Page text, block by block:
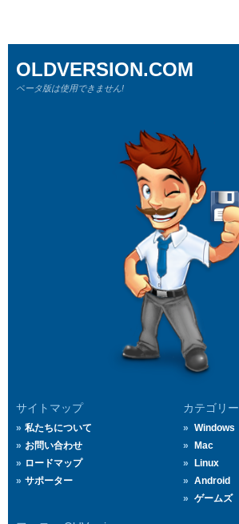
サイトマップ
私たちについて
お問い合わせ
ロードマップ
サポーター
カテゴリー
Windows
Mac
Linux
Android
ゲームズ
OLDVERSION.COM
ベータ版は使用できません!